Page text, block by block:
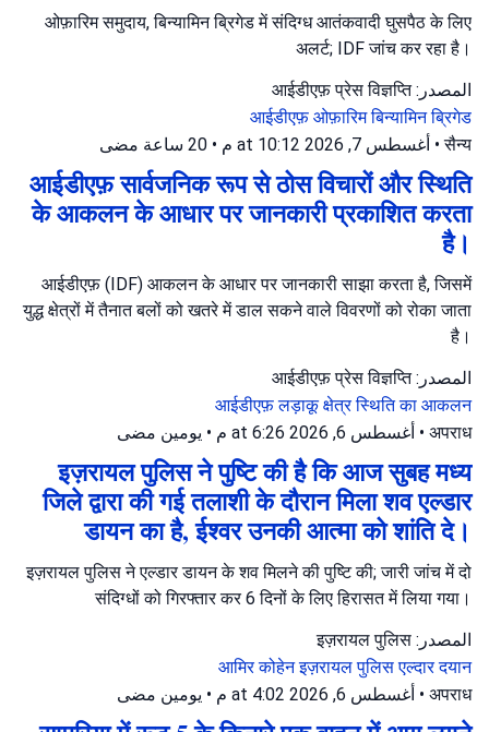
ओफ़ारिम समुदाय, बिन्यामिन ब्रिगेड में संदिग्ध आतंकवादी घुसपैठ के लिए
अलर्ट; IDF जांच कर रहा है।
المصدر: आईडीएफ़ प्रेस विज्ञप्ति
आईडीएफ़ ओफ़ारिमबिन्यामिन ब्रिगेड
सैन्य
• أغسطس 7, 2026 at 10:12 م • 20 ساعة مضى
आईडीएफ़ सार्वजनिक रूप से ठोस विचारों और स्थिति
के आकलन के आधार पर जानकारी प्रकाशित करता
है।
आईडीएफ़ (IDF) आकलन के आधार पर जानकारी साझा करता है, जिसमें
युद्ध क्षेत्रों में तैनात बलों को खतरे में डाल सकने वाले विवरणों को रोका जाता
है।
المصدر: आईडीएफ़ प्रेस विज्ञप्ति
आईडीएफ़लड़ाकू क्षेत्रस्थिति का आकलन
अपराध
• أغسطس 6, 2026 at 6:26 م • يومين مضى
इज़रायल पुलिस ने पुष्टि की है कि आज सुबह मध्य
जिले द्वारा की गई तलाशी के दौरान मिला शव एल्डार
डायन का है, ईश्वर उनकी आत्मा को शांति दे।
इज़रायल पुलिस ने एल्डार डायन के शव मिलने की पुष्टि की; जारी जांच में दो
संदिग्धों को गिरफ्तार कर 6 दिनों के लिए हिरासत में लिया गया।
المصدر: इज़रायल पुलिस
आमिर कोहेनइज़रायल पुलिसएल्दार दयान
अपराध
• أغسطس 6, 2026 at 4:02 م • يومين مضى